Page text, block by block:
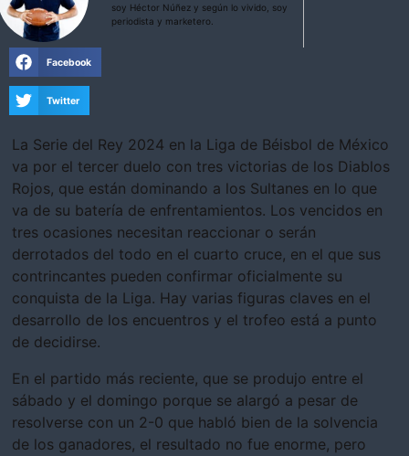
soy Héctor Núñez y según lo vivido, soy
periodista y marketero.
Facebook
Twitter
La Serie del Rey 2024 en la Liga de Béisbol de México
va por el tercer duelo con tres victorias de los Diablos
Rojos, que están dominando a los Sultanes en lo que
va de su batería de enfrentamientos. Los vencidos en
tres ocasiones necesitan reaccionar o serán
derrotados del todo en el cuarto cruce, en el que sus
contrincantes pueden confirmar oficialmente su
conquista de la Liga. Hay varias figuras claves en el
desarrollo de los encuentros y el trofeo está a punto
de decidirse.
En el partido más reciente, que se produjo entre el
sábado y el domingo porque se alargó a pesar de
resolverse con un 2-0 que habló bien de la solvencia
de los ganadores, el resultado no fue enorme, pero